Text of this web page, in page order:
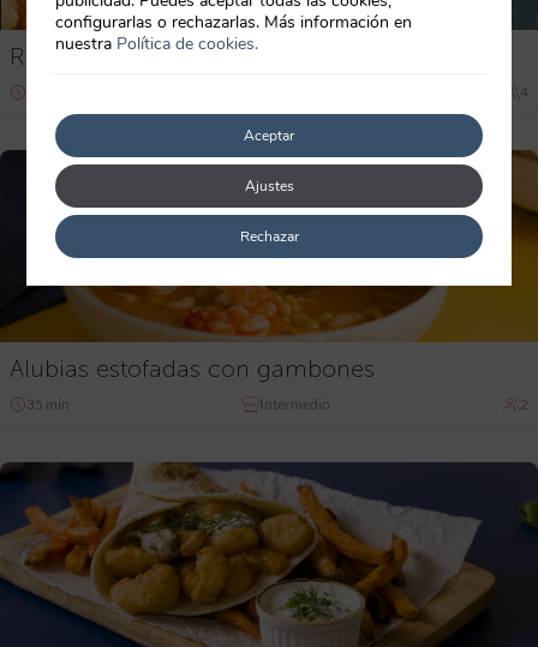
Revuelto de Langostinos
4
Alubias estofadas con gambones
35 min Intermedio 2
configurarlas o rechazarlas. Más información en
nuestra Política de cookies.
Aceptar
Rechazar
Ajustes